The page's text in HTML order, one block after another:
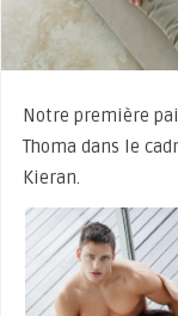
Notre première
Thoma dans le
Kieran.